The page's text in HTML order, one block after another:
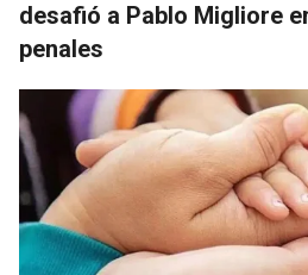
desafió a Pablo Migliore
penales